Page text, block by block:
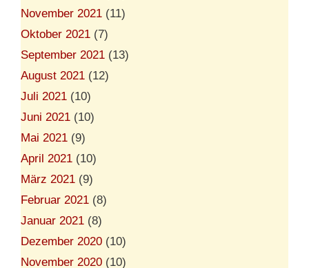
November 2021 (11)
Oktober 2021 (7)
September 2021 (13)
August 2021 (12)
Juli 2021 (10)
Juni 2021 (10)
Mai 2021 (9)
April 2021 (10)
März 2021 (9)
Februar 2021 (8)
Januar 2021 (8)
Dezember 2020 (10)
November 2020 (10)